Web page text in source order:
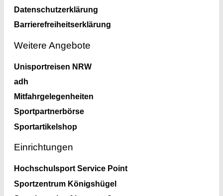
Datenschutzerklärung
Barrierefreiheitserklärung
Weitere Angebote
Unisportreisen NRW
adh
Mitfahrgelegenheiten
Sportpartnerbörse
Sportartikelshop
Einrichtungen
Hochschulsport Service Point
Sportzentrum Königshügel